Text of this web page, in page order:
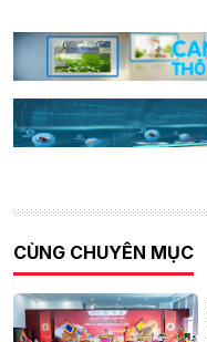
CÙNG CHUYÊN MỤC